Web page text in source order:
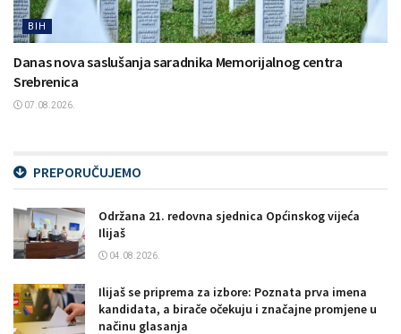
BIH
Danas nova saslušanja saradnika Memorijalnog centra
Srebrenica
07.08.2026.
PREPORUČUJEMO
Održana 21. redovna sjednica Općinskog vijeća
Ilijaš
04.08.2026.
Ilijaš se priprema za izbore: Poznata prva imena
kandidata, a birače očekuju i značajne promjene u
načinu glasanja